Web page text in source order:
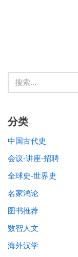
分类
中国古代史
会议-讲座-招聘
全球史-世界史
名家鸿论
图书推荐
数智人文
海外汉学